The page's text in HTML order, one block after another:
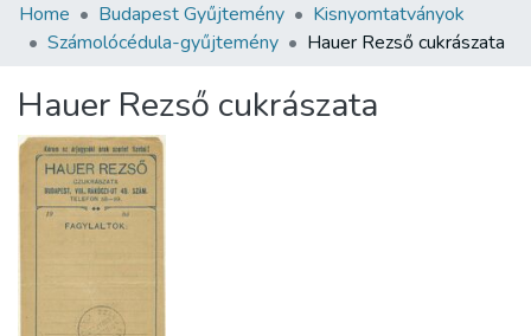
Communities & Collections
Statistics
About us
Home Budapest Gyűjtemény
Kisnyomtatványok
Számolócédula-gyűjtemény
Hauer Rezső cukrászata
Hauer Rezső cukrászata